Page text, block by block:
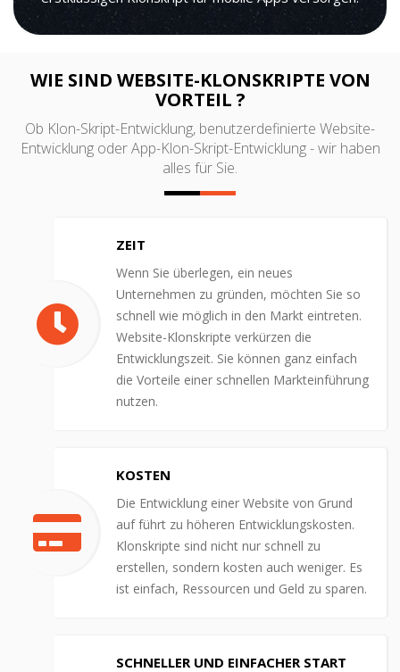
WIE SIND WEBSITE-KLONSKRIPTE VON
VORTEIL ?
Ob Klon-Skript-Entwicklung, benutzerdefinierte Website-
Entwicklung oder App-Klon-Skript-Entwicklung - wir haben
alles für Sie.
ZEIT
Wenn Sie überlegen, ein neues
Unternehmen zu gründen, möchten Sie so
schnell wie möglich in den Markt eintreten.
Website-Klonskripte verkürzen die
Entwicklungszeit. Sie können ganz einfach
die Vorteile einer schnellen Markteinführung
nutzen.
KOSTEN
Die Entwicklung einer Website von Grund
auf führt zu höheren Entwicklungskosten.
Klonskripte sind nicht nur schnell zu
erstellen, sondern kosten auch weniger. Es
ist einfach, Ressourcen und Geld zu sparen.
SCHNELLER UND EINFACHER START